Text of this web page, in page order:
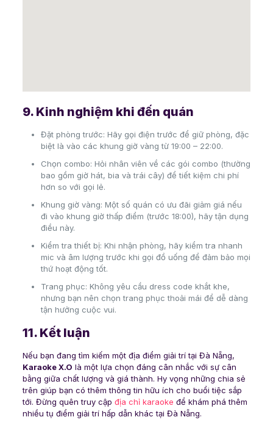
9. Kinh nghiệm khi đến quán
Đặt phòng trước: Hãy gọi điện trước để giữ phòng, đặc
biệt là vào các khung giờ vàng từ 19:00 – 22:00.
Chọn combo: Hỏi nhân viên về các gói combo (thường
bao gồm giờ hát, bia và trái cây) để tiết kiệm chi phí
hơn so với gọi lẻ.
Khung giờ vàng: Một số quán có ưu đãi giảm giá nếu
đi vào khung giờ thấp điểm (trước 18:00), hãy tận dụng
điều này.
Kiểm tra thiết bị: Khi nhận phòng, hãy kiểm tra nhanh
mic và âm lượng trước khi gọi đồ uống để đảm bảo mọi
thứ hoạt động tốt.
Trang phục: Không yêu cầu dress code khắt khe,
nhưng bạn nên chọn trang phục thoải mái để dễ dàng
tận hưởng cuộc vui.
11. Kết luận
Nếu bạn đang tìm kiếm một địa điểm giải trí tại Đà Nẵng,
Karaoke X.O là một lựa chọn đáng cân nhắc với sự cân
bằng giữa chất lượng và giá thành. Hy vọng những chia sẻ
trên giúp bạn có thêm thông tin hữu ích cho buổi tiệc sắp
tới. Đừng quên truy cập địa chỉ karaoke để khám phá thêm
nhiều tụ điểm giải trí hấp dẫn khác tại Đà Nẵng.